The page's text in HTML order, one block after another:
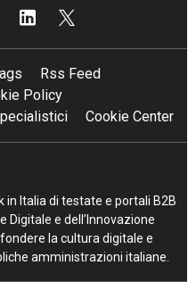
Rss Feed
Policy
Cookie Center
in Italia di testate e portali B2B
e dell’Innovazione
la cultura digitale e
amministrazioni italiane.